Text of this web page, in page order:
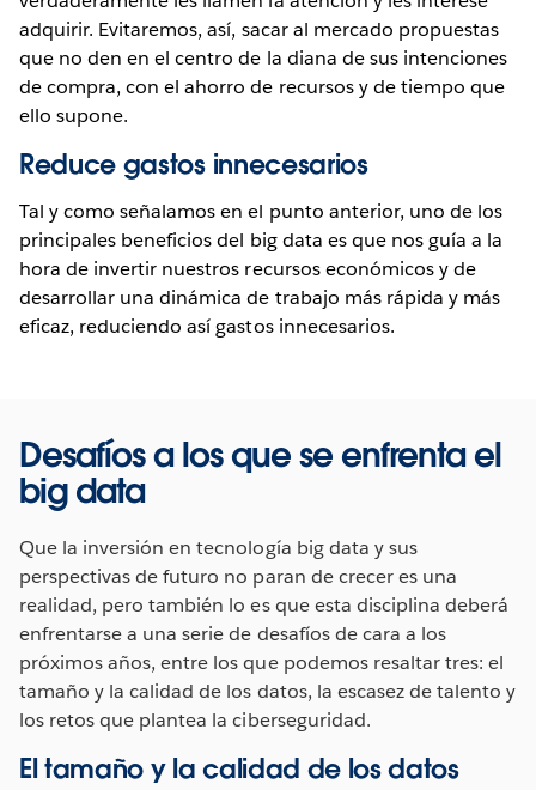
adquirir. Evitaremos, así, sacar al mercado propuestas
que no den en el centro de la diana de sus intenciones
de compra, con el ahorro de recursos y de tiempo que
ello supone.
Reduce gastos innecesarios
Tal y como señalamos en el punto anterior, uno de los
principales beneficios del big data es que nos guía a la
hora de invertir nuestros recursos económicos y de
desarrollar una dinámica de trabajo más rápida y más
eficaz, reduciendo así gastos innecesarios.
Desafíos a los que se enfrenta el
big data
Que la inversión en tecnología big data y sus
perspectivas de futuro no paran de crecer es una
realidad, pero también lo es que esta disciplina deberá
enfrentarse a una serie de desafíos de cara a los
próximos años, entre los que podemos resaltar tres: el
tamaño y la calidad de los datos, la escasez de talento y
los retos que plantea la ciberseguridad.
El tamaño y la calidad de los datos